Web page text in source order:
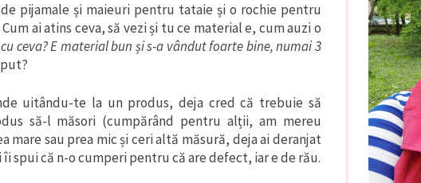
pijamale și maieuri pentru tataie și o rochie pentru
ai atins ceva, să vezi și tu ce material e, cum auzi o
ceva? E material bun și s-a vândut foarte bine, numai 3
uitându-te la un produs, deja cred că trebuie să
să-l măsori (cumpărând pentru alții, am mereu
sau prea mic și ceri altă măsură, deja ai deranjat
spui că n-o cumperi pentru că are defect, iar e de rău.